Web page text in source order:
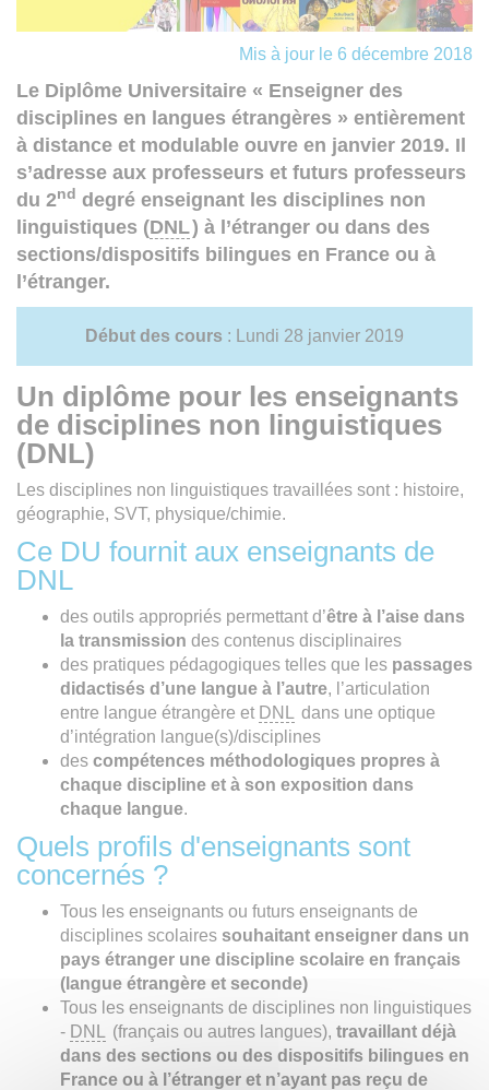
Mis à jour le 6 décembre 2018
Le Diplôme Universitaire « Enseigner des
disciplines en langues étrangères » entièrement
à distance et modulable ouvre en janvier 2019. Il
s’adresse aux professeurs et futurs professeurs
du 2nd degré enseignant les disciplines non
linguistiques (DNL) à l’étranger ou dans des
sections/dispositifs bilingues en France ou à
l’étranger.
Début des cours : Lundi 28 janvier 2019
Un diplôme pour les enseignants
de disciplines non linguistiques
(DNL)
Les disciplines non linguistiques travaillées sont : histoire,
géographie, SVT, physique/chimie.
Ce DU fournit aux enseignants de
DNL
des outils appropriés permettant d’être à l’aise dans
la transmission des contenus disciplinaires
des pratiques pédagogiques telles que les passages
didactisés d’une langue à l’autre, l’articulation
entre langue étrangère et DNL
dans une optique
d’intégration langue(s)/disciplines
­des compétences méthodologiques propres à
chaque discipline et à son exposition dans
chaque langue.
Quels profils d'enseignants sont
concernés ?
Tous les enseignants ou futurs enseignants de
disciplines scolaires souhaitant enseigner dans un
pays étranger une discipline scolaire en français
(langue étrangère et seconde)
Tous les enseignants de disciplines non linguistiques
- DNL (français ou autres langues), travaillant déjà
dans des sections ou des dispositifs bilingues en
France ou à l’étranger et n’ayant pas reçu de